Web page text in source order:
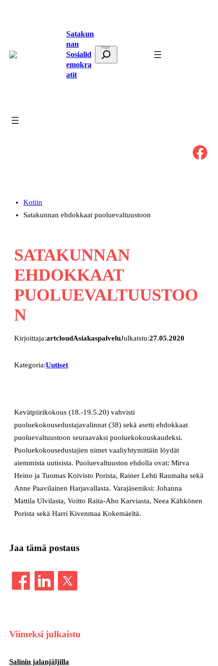
Satakun
nan
Sosialid
emokra
atit
t
Facebook
Kotiin
Satakunnan ehdokkaat puoluevaltuustoon
SATAKUNNAN
EHDOKKAAT
PUOLUEVALTUUSTOO
N
Kirjoittaja:artcloudAsiakaspalveluJulkaistu:27.05.2020
Kategoria:Uutiset
Kevätpiirikokous (18.-19.5.20) vahvisti
puoluekokousedustajavalinnat (38) sekä asetti ehdokkaat
puoluevaltuustoon seuraavaksi puoluekokouskaudeksi.
Puoluekokousedustajien nimet vaaliyhtymittäin löydät
aiemmista uutisista. Puoluevaltuuston ehdolla ovat: Mirva
Heino ja Tuomas Koivisto Porista, Rainer Lehti Raumalta sekä
Anne Paavilainen Harjavallasta. Varajäseniksi: Johanna
Mattila Ulvilasta, Voitto Raita-Aho Karviasta, Neea Kähkönen
Porista sekä Harri Kivenmaa Kokemäeltä.
Jaa tämä postaus
Viimeksi julkaistu
Salinin jalanjäljilla